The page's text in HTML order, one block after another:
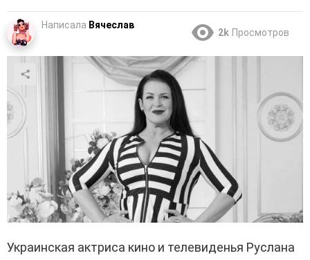
Написала Вячеслав
2k Просмотров
Украинская актриса кино и телевиденья Руслана